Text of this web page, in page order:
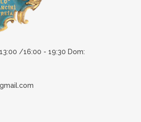
/16:00 - 19:30 Dom: